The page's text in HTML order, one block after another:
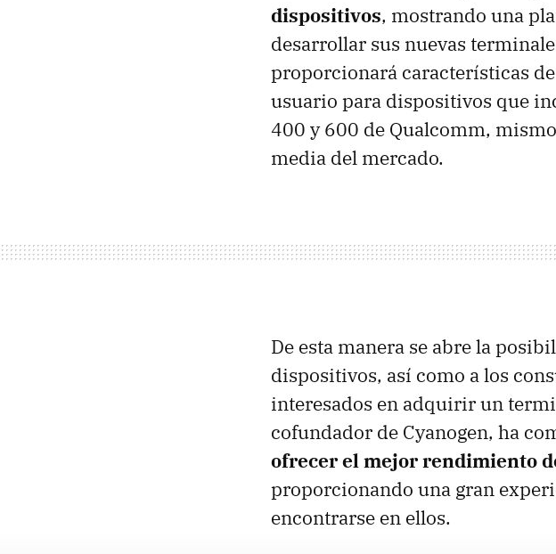
dispositivos, mostrando una
desarrollar sus nuevas
proporcionará características
usuario para dispositivos que
400 y 600 de Qualcomm,
media del mercado.
De esta manera se abre la
dispositivos, así como a los
interesados en adquirir un
cofundador de Cyanogen, ha
ofrecer el mejor rendimiento
proporcionando una gran
encontrarse en ellos.